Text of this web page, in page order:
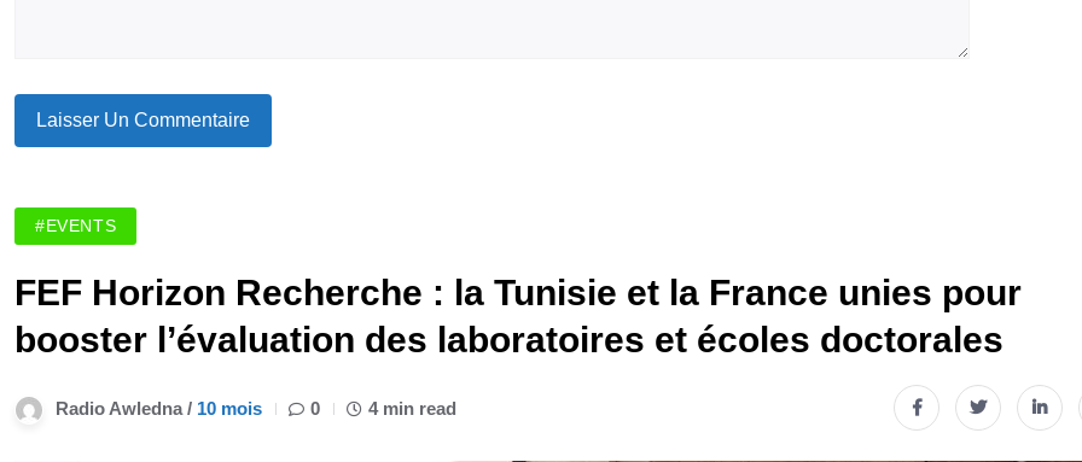
#EVENTS
FEF Horizon Recherche : la Tunisie et la France unies pour
booster l’évaluation des laboratoires et écoles doctorales
Radio Awledna / 10 mois 0 4 min read